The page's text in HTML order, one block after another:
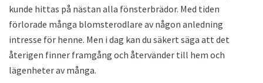
kunde hittas på nästan alla fönsterbrädor. Med tiden
förlorade många blomsterodlare av någon anledning
intresse för henne. Men i dag kan du säkert säga att det
återigen finner framgång och återvänder till hem och
lägenheter av många.